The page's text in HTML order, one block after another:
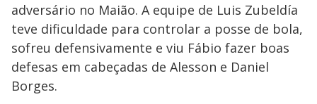
adversário no Maião. A equipe de Luis Zubeldía
teve dificuldade para controlar a posse de bola,
sofreu defensivamente e viu Fábio fazer boas
defesas em cabeçadas de Alesson e Daniel
Borges.